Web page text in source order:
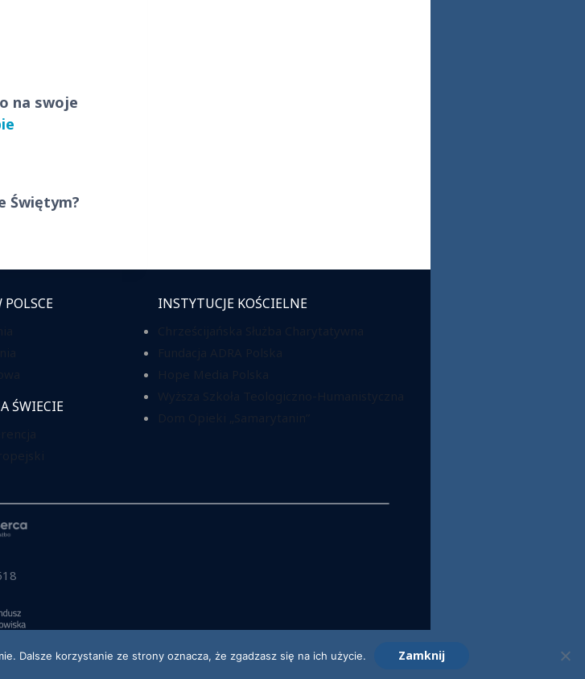
na swoje
Świętym?
ŚWIECIE
INSTYTUCJE KOŚCIELNE
Siódmego w RP
Dalsze korzystanie ze strony oznacza, że zgadzasz się na ich użycie. Zamknij